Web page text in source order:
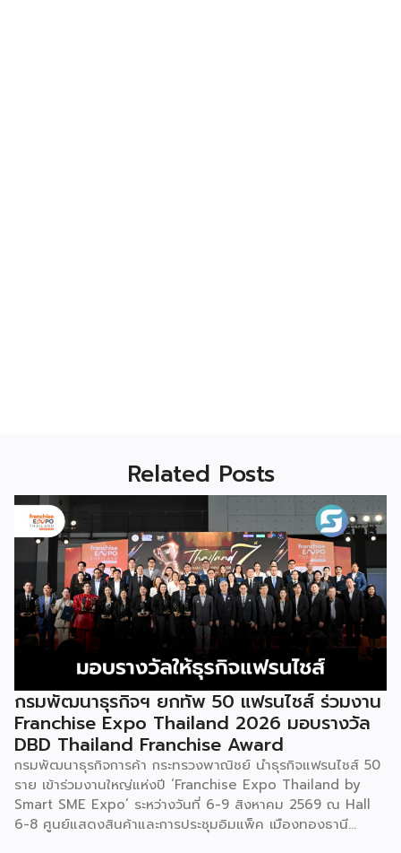
Related Posts
กรมพัฒนาธุรกิจฯ ยกทัพ 50 แฟรนไชส์ ร่วมงาน
Franchise Expo Thailand 2026 มอบรางวัล
DBD Thailand Franchise Award
กรมพัฒนาธุรกิจการค้า กระทรวงพาณิชย์ นำธุรกิจแฟรนไชส์ 50
ราย เข้าร่วมงานใหญ่แห่งปี ‘Franchise Expo Thailand by
Smart SME Expo’ ระหว่างวันที่ 6-9 สิงหาคม 2569 ณ Hall
6-8 ศูนย์แสดงสินค้าและการประชุมอิมแพ็ค เมืองทองธานี